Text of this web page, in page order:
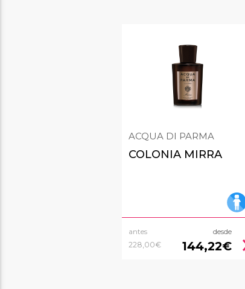
ACQUA DI PARMA
COLONIA MIRRA
antes
228,00€
desde
144,22€